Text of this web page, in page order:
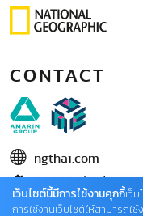
CONTACT
ngthai.com
บริษัท เอเอ็มอี อิมเม
ในเครือ บริษัท อมรินทร์
เว็บไซต์นี้มีการใช้งานคุกกี้เว็
การใช้งานเว็บไซต์ให้สามารถ